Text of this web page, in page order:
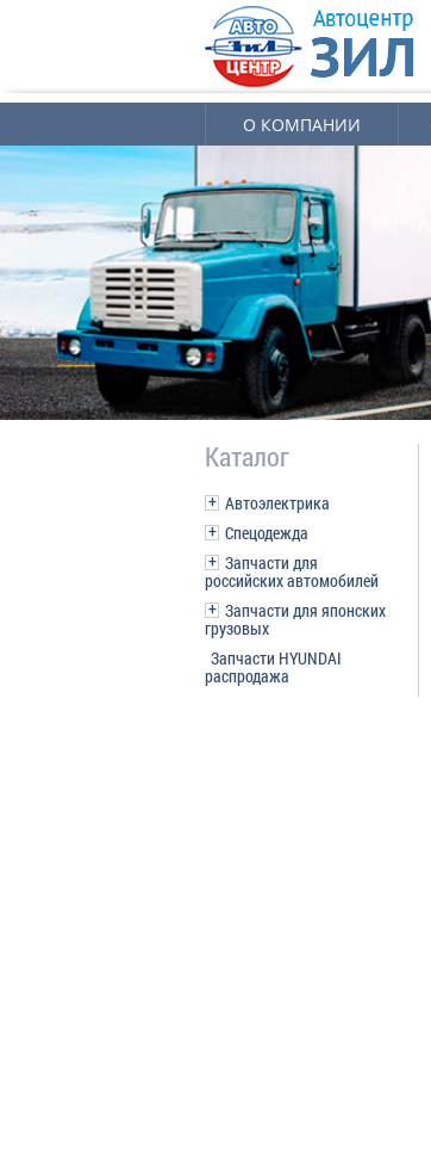
О КОМПАНИИ
Каталог
Автоэлектрика
Спецодежда
Запчасти для
российских автомобилей
Запчасти для японских
грузовых
Запчасти HYUNDAI
распродажа